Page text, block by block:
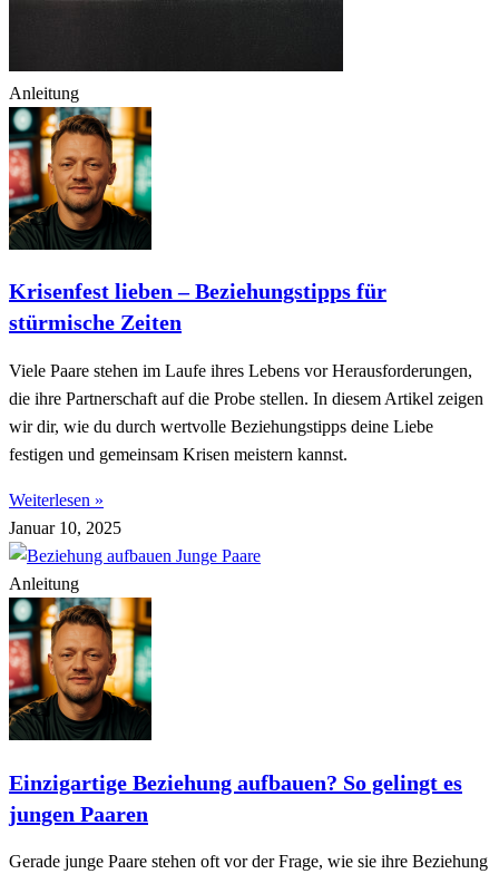
Anleitung
Krisenfest lieben – Beziehungstipps für
stürmische Zeiten
Viele Paare stehen im Laufe ihres Lebens vor Herausforderungen,
die ihre Partnerschaft auf die Probe stellen. In diesem Artikel zeigen
wir dir, wie du durch wertvolle Beziehungstipps deine Liebe
festigen und gemeinsam Krisen meistern kannst.
Weiterlesen »
Januar 10, 2025
Anleitung
Einzigartige Beziehung aufbauen? So gelingt es
jungen Paaren
Gerade junge Paare stehen oft vor der Frage, wie sie ihre Beziehung